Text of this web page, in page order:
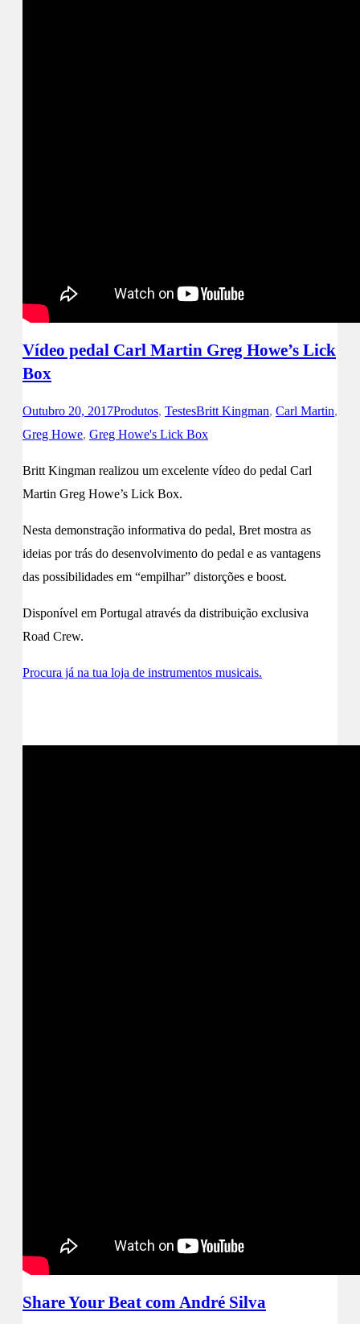
Vídeo pedal Carl Martin Greg Howe’s Lick
Box
Outubro 20, 2017Produtos, TestesBritt Kingman, Carl Martin,
Greg Howe, Greg Howe's Lick Box
Britt Kingman realizou um excelente vídeo do pedal Carl
Martin Greg Howe’s Lick Box.
Nesta demonstração informativa do pedal, Bret mostra as
ideias por trás do desenvolvimento do pedal e as vantagens
das possibilidades em “empilhar” distorções e boost.
Disponível em Portugal através da distribuição exclusiva
Road Crew.
Procura já na tua loja de instrumentos musicais.
Share Your Beat com André Silva